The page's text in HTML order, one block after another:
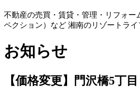
不動産の売買・賃貸・管理・リフォー
ペクション）など 湘南のリゾートライ
お知らせ
【価格変更】門沢橋5丁